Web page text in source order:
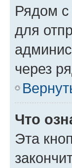
Рядом
для
через
Что
Эта